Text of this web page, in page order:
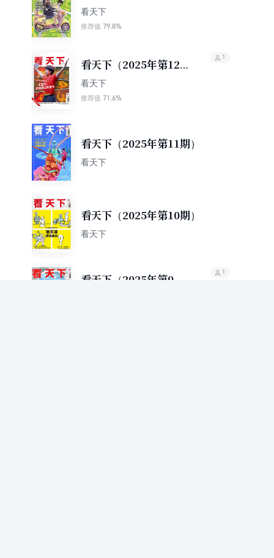
期）
看天下
推荐值 79.8%
看天下（2025年第12
期）
看天下
推荐值 71.6%
1
看天下（2025年第11期）
看天下
看天下（2025年第10期）
看天下
看天下（2025年第9
1